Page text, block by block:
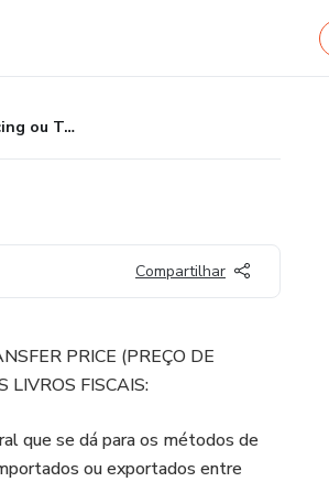
Transfer Pricing ou Transfer Price
Compartilhar
PRICE (PREÇO DE
LIVROS FISCAIS:
que se dá para os métodos de
ou exportados entre